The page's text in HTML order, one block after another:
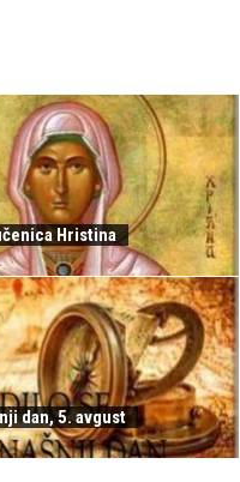
Hristina
dan, 5. avgust